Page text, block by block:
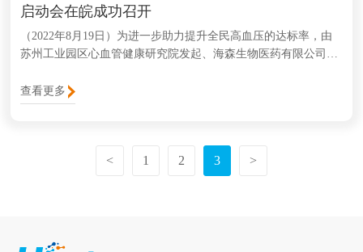
启动会在皖成功召开
（2022年8月19日）为进一步助力提升全民高血压的达标率，由
苏州工业园区心血管健康研究院发起、海森生物医药有限公司支
2022年8月19日下午在安徽合肥“儒道心学”国际心血管病学会议分
会场顺利举办。本次大会围绕高血压优化管理及其相关热点问题
查看更多
< 1 2 3 >